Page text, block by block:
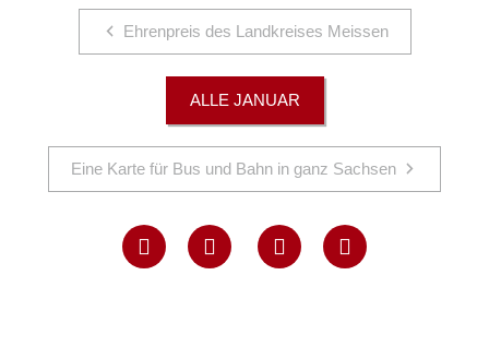
Ehrenpreis des Landkreises Meissen
ALLE JANUAR
Eine Karte für Bus und Bahn in ganz Sachsen